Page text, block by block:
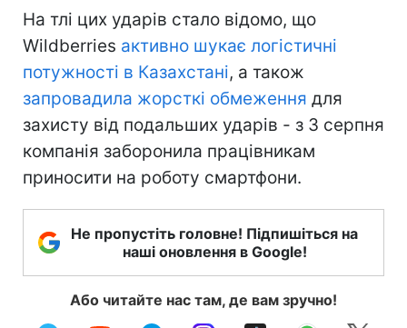
На тлі цих ударів стало відомо, що
Wildberries активно шукає логістичні
потужності в Казахстані, а також
запровадила жорсткі обмеження для
захисту від подальших ударів - з 3 серпня
компанія заборонила працівникам
приносити на роботу смартфони.
Не пропустіть головне! Підпишіться на
наші оновлення в Google!
Або читайте нас там, де вам зручно!